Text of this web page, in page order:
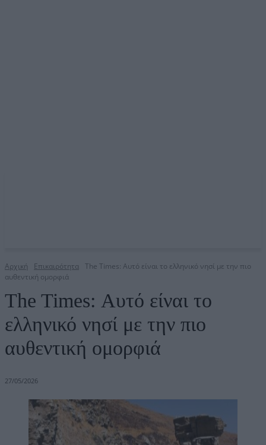
Αρχική Επικαιρότητα The Times: Αυτό είναι το ελληνικό νησί με την πιο
αυθεντική ομορφιά
The Times: Αυτό είναι το
ελληνικό νησί με την πιο
αυθεντική ομορφιά
27/05/2026